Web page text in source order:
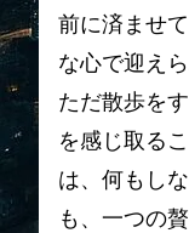
前に済ませ
な心で迎え
ただ散歩を
を感じ取る
は、何もし
も、一つの